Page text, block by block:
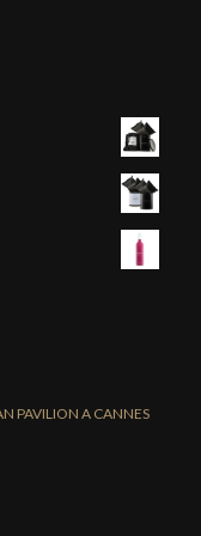
PAVILION A CANNES